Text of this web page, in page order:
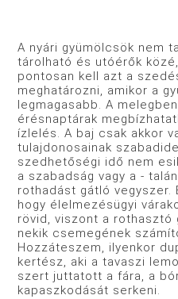
A nyári gyümölcsök nem
tárolható és utóérők
pontosan kell azt a
meghatározni, amikor a
legmagasabb. A
érésnaptárak
ízlelés. A baj csak akkor
tulajdonosainak
szedhetőségi idő nem
a szabadság vagy a -
rothadást gátló
hogy élelmezésügyi
rövid, viszont a rothasztó
nekik csemegének
Hozzáteszem, ilyenkor
kertész, aki a tavaszi
szert juttatott a fára, a
kapaszkodását serkeni.